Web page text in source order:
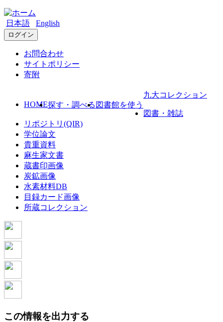
日本語 English
ログイン
お問合わせ
サイトポリシー
寄附
HOME探す・調べる 図書館を使う
九大コレクション
図書・雑誌
リポジトリ(QIR)
学位論文
貴重資料
麻生家文書
蔵書印画像
炭鉱画像
水素材料DB
目録カード画像
所蔵コレクション
この情報を出力する